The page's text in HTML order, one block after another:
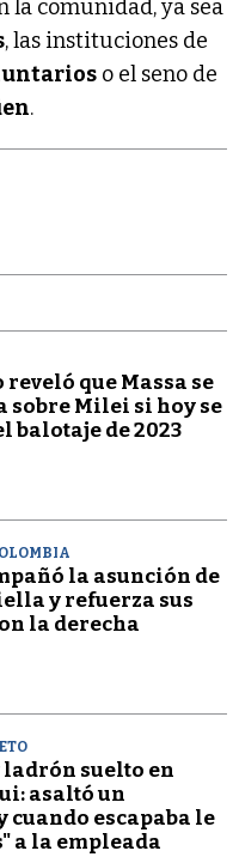
la comunidad, ya sea
, las instituciones de
o el seno de
.
reveló que Massa se
Milei si hoy se
balotaje de 2023
la asunción de
y refuerza sus
la derecha
ladrón suelto en
asaltó un
cuando escapaba le
a la empleada